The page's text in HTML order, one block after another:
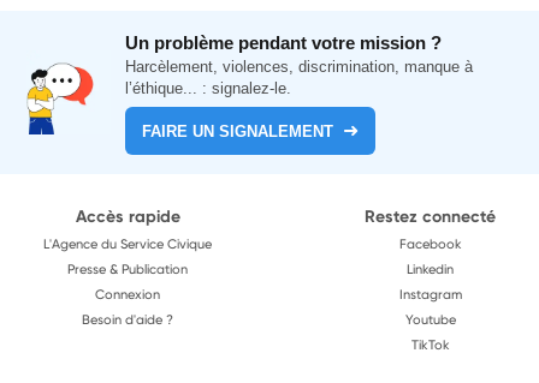
Un problème pendant votre mission ?
Harcèlement, violences, discrimination, manque à
l’éthique... : signalez-le.
FAIRE UN SIGNALEMENT
Accès rapide
L'Agence du Service Civique
Presse & Publication
Connexion
Besoin d'aide ?
Restez connecté
Facebook
Linkedin
Instagram
Youtube
TikTok